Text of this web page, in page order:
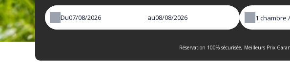
Du au 1 chambre /
Réservation 100% sécurisée, Meilleurs Prix